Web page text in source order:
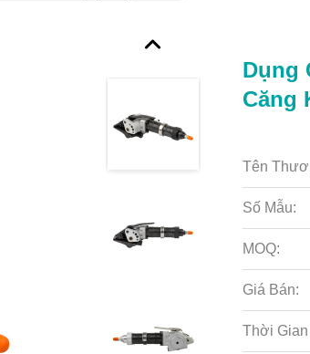
Dụng
Căng
Tên
Số Mẫu:
MOQ:
Giá Bán:
Thời